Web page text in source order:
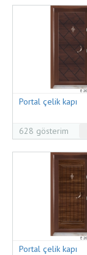
Portal çelik kapı
628 gösterim
Portal çelik kapı